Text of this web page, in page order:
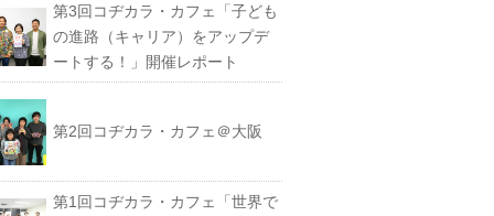
第3回コヂカラ・カフェ「子ども
の進路（キャリア）をアップデ
ートする！」開催レポート
第2回コヂカラ・カフェ＠大阪
第1回コヂカラ・カフェ「世界で